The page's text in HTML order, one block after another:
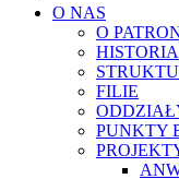
O NAS
O
HISTORIA
FILIE
PUNKTY